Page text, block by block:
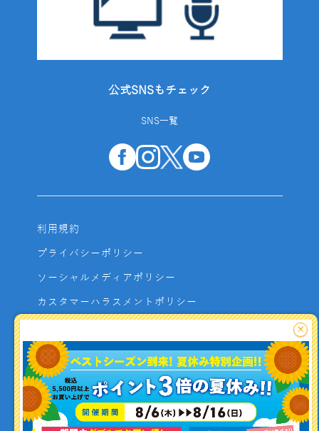
公式SNSもチェック
SNS一覧
利用規約
プライバシーポリシー
ソーシャルメディアポリシー
カスタマーハラスメントポリシー
よくあるご質問
お問い合わせ
利用者資金の保全方法
×